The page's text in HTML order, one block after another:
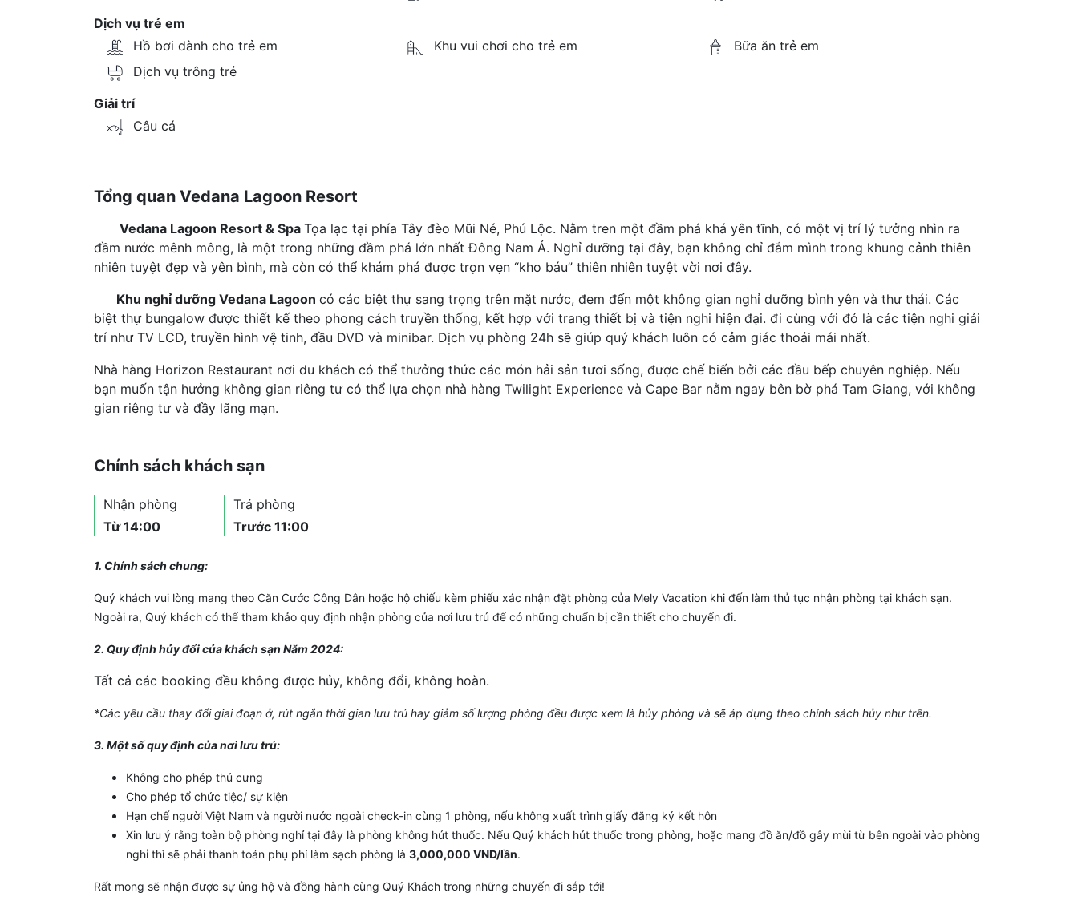
Dịch vụ trẻ em
Hồ bơi dành cho trẻ em
Khu vui chơi cho trẻ em
Bữa ăn trẻ em
Dịch vụ trông trẻ
Giải trí
Câu cá
Tổng quan Vedana Lagoon Resort
Vedana Lagoon Resort & Spa Tọa lạc tại phía Tây đèo Mũi Né, Phú Lộc. Nằm tren một đầm phá khá yên tĩnh, có một vị trí lý tưởng nhìn ra
đầm nước mênh mông, là một trong những đầm phá lớn nhất Đông Nam Á. Nghỉ dưỡng tại đây, bạn không chỉ đắm mình trong khung cảnh thiên
nhiên tuyệt đẹp và yên bình, mà còn có thể khám phá được trọn vẹn “kho báu” thiên nhiên tuyệt vời nơi đây.
Khu nghỉ dưỡng Vedana Lagoon có các biệt thự sang trọng trên mặt nước, đem đến một không gian nghỉ dưỡng bình yên và thư thái. Các
biệt thự bungalow được thiết kế theo phong cách truyền thống, kết hợp với trang thiết bị và tiện nghi hiện đại. đi cùng với đó là các tiện nghi giải
trí như TV LCD, truyền hình vệ tinh, đầu DVD và minibar. Dịch vụ phòng 24h sẽ giúp quý khách luôn có cảm giác thoải mái nhất.
Nhà hàng Horizon Restaurant nơi du khách có thể thưởng thức các món hải sản tươi sống, được chế biến bởi các đầu bếp chuyên nghiệp. Nếu
bạn muốn tận hưởng không gian riêng tư có thể lựa chọn nhà hàng Twilight Experience và Cape Bar nằm ngay bên bờ phá Tam Giang, với không
gian riêng tư và đầy lãng mạn.
Chính sách khách sạn
Nhận phòng
Từ 14:00
Trả phòng
Trước 11:00
1. Chính sách chung:
Quý khách vui lòng mang theo Căn Cước Công Dân hoặc hộ chiếu kèm phiếu xác nhận đặt phòng của Mely Vacation khi đến làm thủ tục nhận phòng tại khách sạn.
Ngoài ra, Quý khách có thể tham khảo quy định nhận phòng của nơi lưu trú để có những chuẩn bị cần thiết cho chuyến đi.
2. Quy định hủy đổi của khách sạn Năm 2024:
Tất cả các booking đều không được hủy, không đổi, không hoàn.
*Các yêu cầu thay đổi giai đoạn ở, rút ngắn thời gian lưu trú hay giảm số lượng phòng đều được xem là hủy phòng và sẽ áp dụng theo chính sách hủy như trên.
3. Một số quy định của nơi lưu trú:
Không cho phép thú cưng
Cho phép tổ chức tiệc/ sự kiện
Hạn chế người Việt Nam và người nước ngoài check-in cùng 1 phòng, nếu không xuất trình giấy đăng ký kết hôn
Xin lưu ý rằng toàn bộ phòng nghỉ tại đây là phòng không hút thuốc. Nếu Quý khách hút thuốc trong phòng, hoặc mang đồ ăn/đồ gây mùi từ bên ngoài vào phòng
nghỉ thì sẽ phải thanh toán phụ phí làm sạch phòng là 3,000,000 VND/lần.
Rất mong sẽ nhận được sự ủng hộ và đồng hành cùng Quý Khách trong những chuyến đi sắp tới!